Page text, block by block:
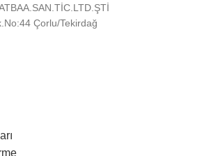
Çorlu/Tekirdağ